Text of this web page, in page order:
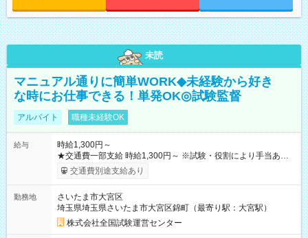
未読
マニュアル通りに簡単WORK◆未経験から好き
な時にお仕事できる！単発OK◎試験監督
アルバイト 職種未経験OK
給与
時給1,300円～
★交通費一部支給 時給1,300円～ ※試験・役割により手当あり
※勤務回数により昇給あり 【即給（前払い）オプションあ
り！】 希望される場合、勤務から1週間ほどで給与の一部を受け
例】 ・河合塾模擬試験 8:30～17:30（休憩1時間） 時給1,300円
×8時間＝日収10,400円＋交通費 ※当日の役割により時給＋100
円の場合あり ・国家試験 7:00～13:30（休憩なし） 時給1,300
円（役割手当＋100円）×6時間＝日収8,400円＋交通費 【試用期
交通費別途支給あり
勤務地
さいたま市大宮区
埼玉県埼玉県さいたま市大宮区錦町（最寄り駅：大宮駅）
株式会社全国試験運営センター